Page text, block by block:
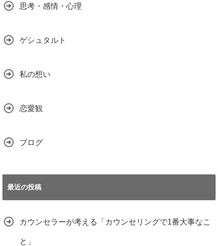
思考・感情・心理
ゲシュタルト
私の想い
恋愛観
ブログ
最近の投稿
カウンセラーが考える「カウンセリングで1番大事なこ
と」